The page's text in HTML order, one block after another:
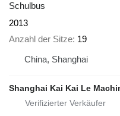
Schulbus
2013
Anzahl der Sitze 19
China, Shanghai
Shanghai Kai Kai Le